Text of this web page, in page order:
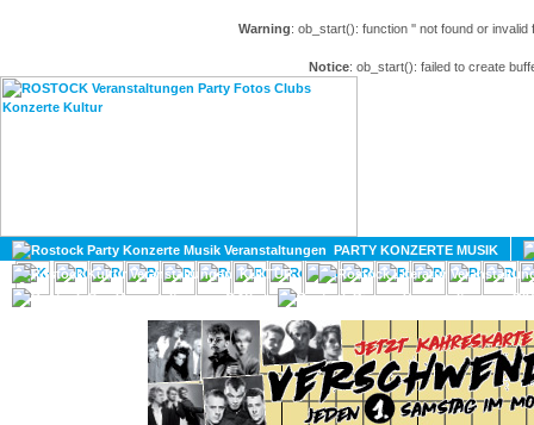
Warning: ob_start(): function '' not found or
Notice: ob_start(): failed to create
PARTY KONZERTE MUSIK
KULTUR
GAY